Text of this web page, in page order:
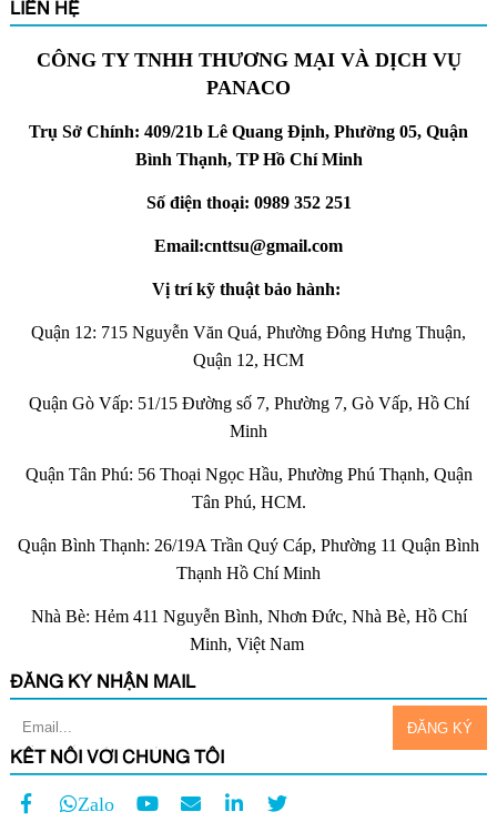
LIÊN HỆ
CÔNG TY TNHH THƯƠNG MẠI VÀ DỊCH VỤ
PANACO
Trụ Sở Chính: 409/21b Lê Quang Định, Phường 05, Quận
Bình Thạnh, TP Hồ Chí Minh
Số điện thoại: 0989 352 251
Email:cnttsu@gmail.com
Vị trí kỹ thuật bảo hành:
Quận 12: 715 Nguyễn Văn Quá, Phường Đông Hưng Thuận,
Quận 12, HCM
Quận Gò Vấp: 51/15 Đường số 7, Phường 7, Gò Vấp, Hồ Chí
Minh
Quận Tân Phú: 56 Thoại Ngọc Hầu, Phường Phú Thạnh, Quận
Tân Phú, HCM.
Quận Bình Thạnh: 26/19A Trần Quý Cáp, Phường 11 Quận Bình
Thạnh Hồ Chí Minh
Nhà Bè: Hẻm 411 Nguyễn Bình, Nhơn Đức, Nhà Bè, Hồ Chí
Minh, Việt Nam
ĐĂNG KÝ NHẬN MAIL
KẾT NỐI VỚI CHÚNG TÔI
Zalo